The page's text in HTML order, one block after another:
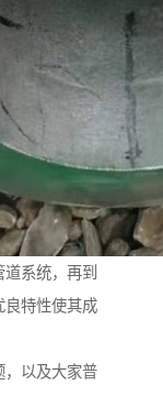
系统，再到
良特性使其成
，以及大家普